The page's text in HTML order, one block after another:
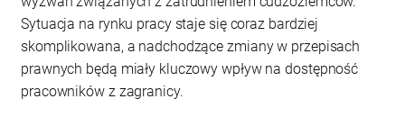
Sytuacja na rynku pracy staje się coraz bardziej
skomplikowana, a nadchodzące zmiany w przepisach
prawnych będą miały kluczowy wpływ na dostępność
pracowników z zagranicy.